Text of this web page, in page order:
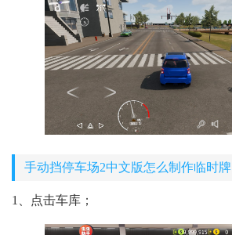
手动挡停车场2中文版怎么制作临时牌
1、点击车库；